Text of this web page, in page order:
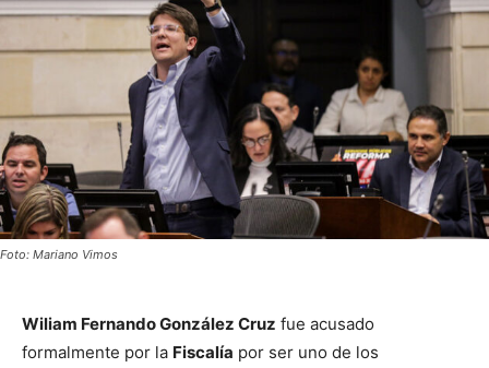
Foto: Mariano Vimos
Wiliam Fernando González Cruz fue acusado
formalmente por la Fiscalía por ser uno de los